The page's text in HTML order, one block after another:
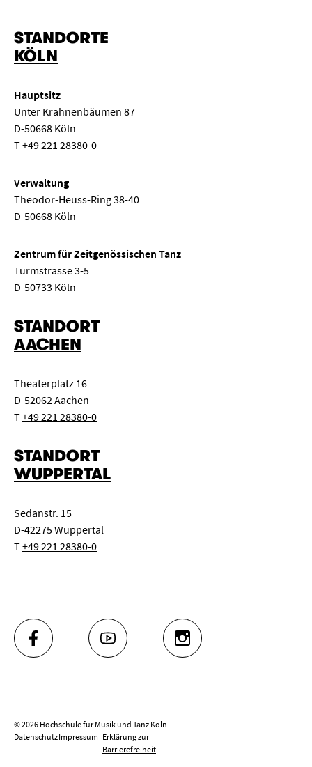
STANDORTE
KÖLN
Hauptsitz
Unter Krahnenbäumen 87
D-50668 Köln
T+49 221 28380-0
Verwaltung
Theodor-Heuss-Ring 38-40
D-50668 Köln
Zentrum für Zeitgenössischen Tanz
Turmstrasse 3-5
D-50733 Köln
STANDORT
AACHEN
Theaterplatz 16
D-52062 Aachen
T+49 221 28380-0
STANDORT
WUPPERTAL
Sedanstr. 15
D-42275 Wuppertal
T+49 221 28380-0
FACEBOOK YOUTUBE INSTAGRAM
© 2026 Hochschule für Musik und Tanz Köln
DatenschutzImpressum Erklärung zur
Barrierefreiheit